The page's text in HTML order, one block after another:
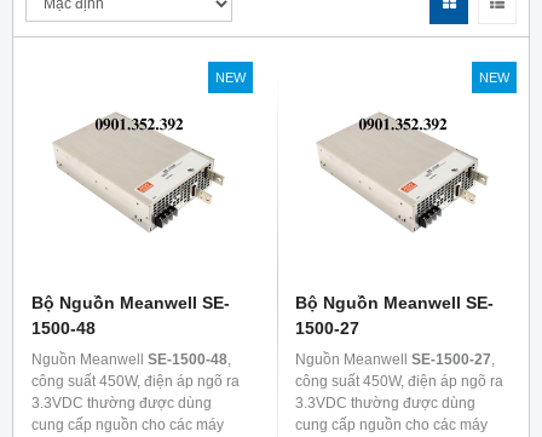
NEW
Bộ Nguồn Meanwell SE-
1500-48
Nguồn Meanwell SE-1500-48,
công suất 450W, điện áp ngõ ra
3.3VDC thường được dùng
cung cấp nguồn cho các máy
NEW
Bộ Nguồn Meanwell SE-
1500-27
Nguồn Meanwell SE-1500-27,
công suất 450W, điện áp ngõ ra
3.3VDC thường được dùng
cung cấp nguồn cho các máy